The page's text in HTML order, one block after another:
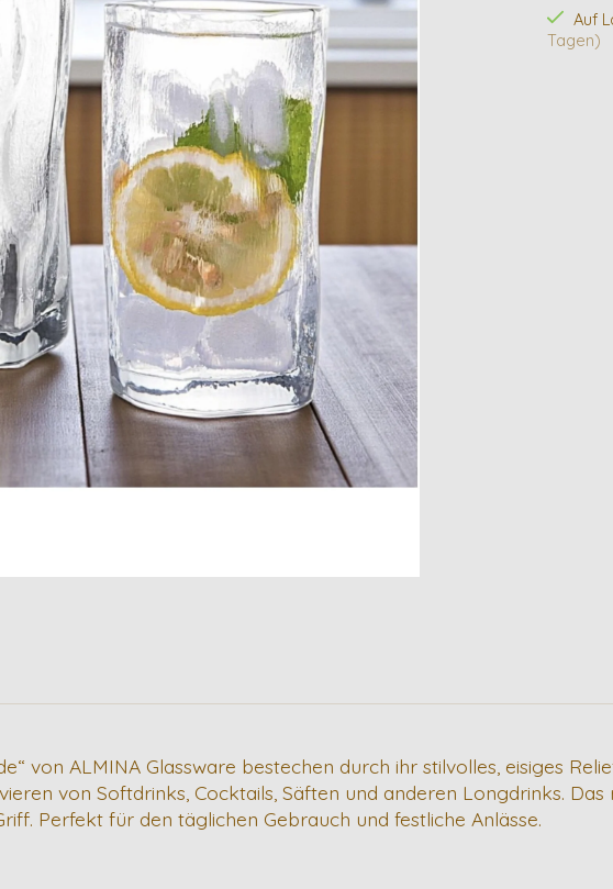
Auf
Tagen)
von ALMINA Glassware bestechen durch ihr stilvolles, eisiges
von Softdrinks, Cocktails, Säften und anderen Longdrinks.
Perfekt für den täglichen Gebrauch und festliche Anlässe.